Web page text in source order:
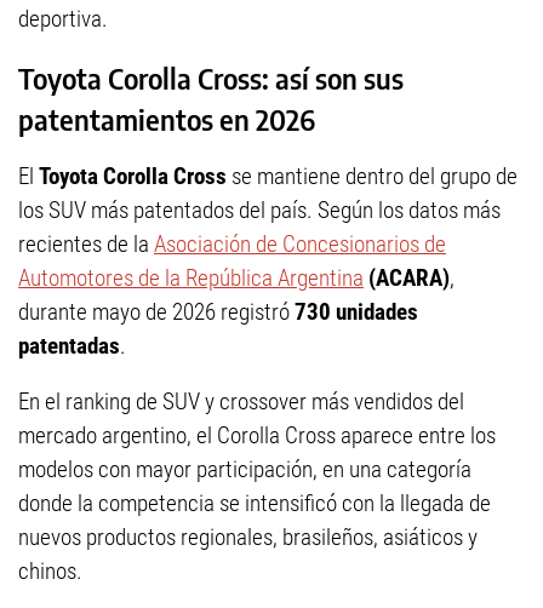
deportiva.
Toyota Corolla Cross: así son sus
patentamientos en 2026
El Toyota Corolla Cross se mantiene dentro del grupo de
los SUV más patentados del país. Según los datos más
recientes de la Asociación de Concesionarios de
Automotores de la República Argentina (ACARA),
durante mayo de 2026 registró730 unidades
patentadas.
En el ranking de SUV y crossover más vendidos del
mercado argentino, el Corolla Cross aparece entre los
modelos con mayor participación, en una categoría
donde la competencia se intensificó con la llegada de
nuevos productos regionales, brasileños, asiáticos y
chinos.